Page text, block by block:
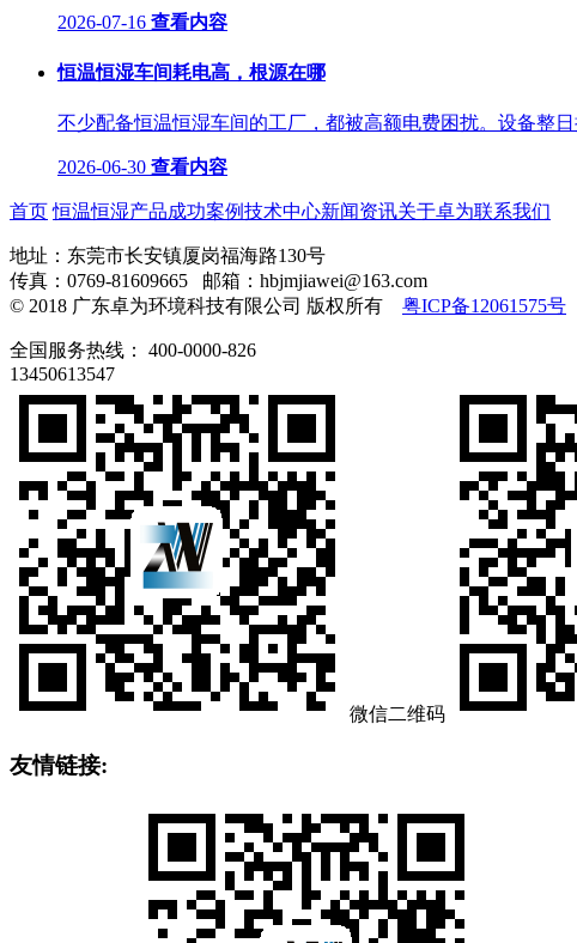
2026-07-16 查看内容
恒温恒湿车间耗电高，根源在哪
不少配备恒温恒湿车间的工厂，都被高额电费困扰。设备整
2026-06-30 查看内容
首页 恒温恒湿产品成功案例技术中心新闻资讯关于卓为联系我们
地址：东莞市长安镇厦岗福海路130号
传真：0769-81609665 邮箱：hbjmjiawei@163.com
© 2018 广东卓为环境科技有限公司 版权所有 粤ICP备12061575号
全国服务热线： 400-0000-826
13450613547
微信二维码
友情链接: